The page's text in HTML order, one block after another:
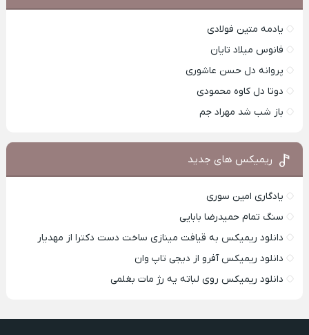
یادمه متین فولادی
فانوس میلاد تایان
پروانه دل حسن عاشوری
دوتا دل کاوه محمودی
باز شب شد مهراد جم
ریمیکس های جدید
یادگاری امین سوری
سنگ تمام حمیدرضا بابایی
دانلود ریمیکس به قیافت مینازی ساخت دست دکترا از مهدیار
دانلود ریمیکس آفرو از ديجی تاپ وان
دانلود ریمیکس روی لباته یه رژ مات بغلمی